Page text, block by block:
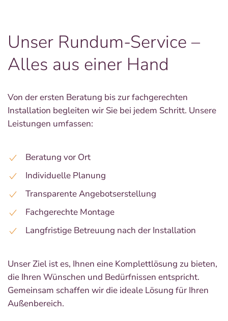
Unser Rundum-Service –
Alles aus einer Hand
Von der ersten Beratung bis zur fachgerechten
Installation begleiten wir Sie bei jedem Schritt. Unsere
Leistungen umfassen:
Beratung vor Ort
Individuelle Planung
Transparente Angebotserstellung
Fachgerechte Montage
Langfristige Betreuung nach der Installation
Unser Ziel ist es, Ihnen eine Komplettlösung zu bieten,
die Ihren Wünschen und Bedürfnissen entspricht.
Gemeinsam schaffen wir die ideale Lösung für Ihren
Außenbereich.